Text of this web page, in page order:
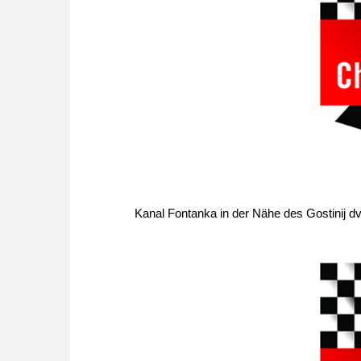
Kanal Fontanka in der Nähe des Gostinij